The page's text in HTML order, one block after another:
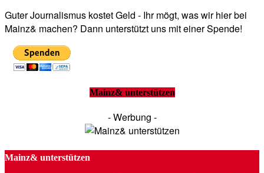
Guter Journalismus kostet Geld - Ihr mögt, was wir hier bei
Mainz& machen? Dann unterstützt uns mit einer Spende!
Mainz& unterstützen
- Werbung -
Mainz& unterstützen